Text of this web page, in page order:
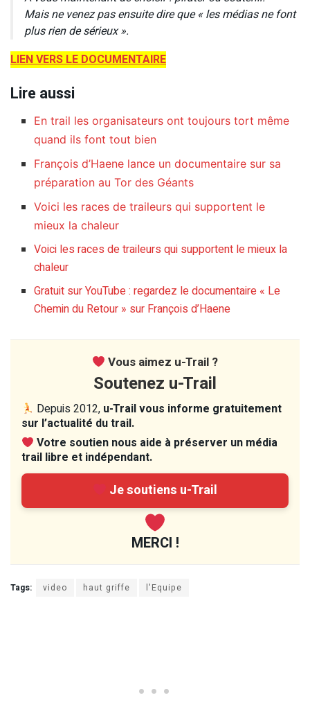
Mais ne venez pas ensuite dire que « les médias ne font
plus rien de sérieux ».
LIEN VERS LE DOCUMENTAIRE
Lire aussi
En trail les organisateurs ont toujours tort même
quand ils font tout bien
François d’Haene lance un documentaire sur sa
préparation au Tor des Géants
Voici les races de traileurs qui supportent le
mieux la chaleur
Voici les races de traileurs qui supportent le mieux la
chaleur
Gratuit sur YouTube : regardez le documentaire « Le
Chemin du Retour » sur François d’Haene
Vous aimez u-Trail ?
Soutenez u-Trail
Depuis 2012, u-Trail vous informe gratuitement
sur l’actualité du trail.
Votre soutien nous aide à préserver un média
trail libre et indépendant.
Je soutiens u-Trail
MERCI !
Tags: video haut griffe l'Equipe